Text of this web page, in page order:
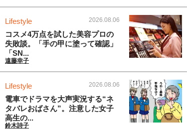
Lifestyle 2026.08.06
コスメ4万点を試した美容プロの
失敗談。「手の甲に塗って確認」
「SN...
遠藤幸子
Lifestyle 2026.08.06
電車でドラマを大声実況する“ネ
タバレおばさん”。注意した女子
高生の...
鈴木詩子